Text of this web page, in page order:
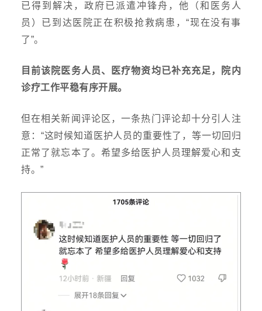
已得到解决，政府已派遣冲锋舟，他（和医务人
员）已到达医院正在积极抢救病患，“现在没有事
了”。
目前该院医务人员、医疗物资均已补充充足，院内
诊疗工作平稳有序开展。
但在相关新闻评论区，一条热门评论却十分引人注
意： “这时候知道医护人员的重要性了，等一切回归
正常了就忘本了。希望多给医护人员理解爱心和支
持。”